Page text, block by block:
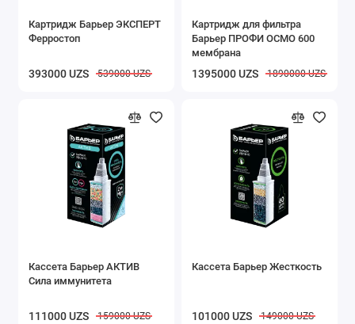
Картридж Барьер ЭКСПЕРТ
Ферростоп
393000 UZS 539000 UZS
Картридж для фильтра
Барьер ПРОФИ ОСМО 600
мембрана
1395000 UZS 1890000 UZS
Кассета Барьер АКТИВ
Сила иммунитета
111000 UZS 159000 UZS
Кассета Барьер Жесткость
101000 UZS 149000 UZS